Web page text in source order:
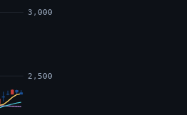
2,500
3,000